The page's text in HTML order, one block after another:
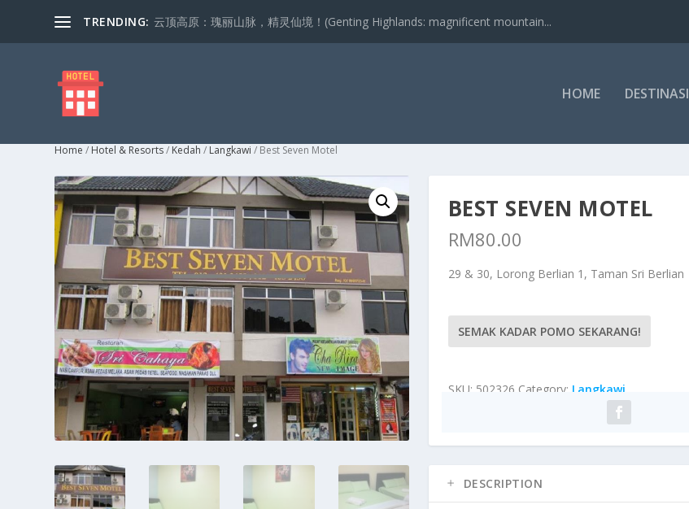
TRENDING: 云顶高原：瑰丽山脉，精灵仙境！(Genting Highlands: magnificent mountain...
HOME DESTINASI
Home / Hotel & Resorts/ Kedah / Langkawi / Best Seven Motel
BEST SEVEN MOTEL
RM80.00
29 & 30, Lorong Berlian 1, Taman Sri Berlian
SEMAK KADAR POMO SEKARANG!
SKU: 502326 Category: Langkawi
DESCRIPTION